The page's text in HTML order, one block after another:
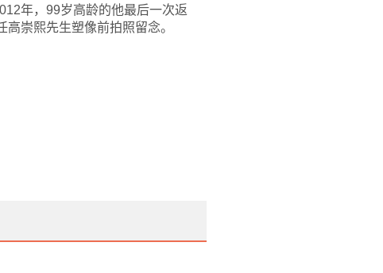
年，99岁高龄的他最后一次返
崇熙先生塑像前拍照留念。